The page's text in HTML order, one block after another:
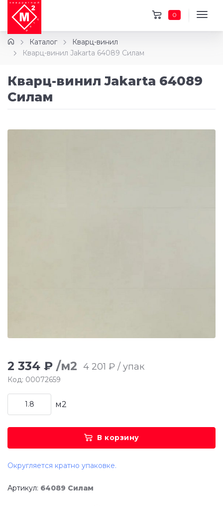
0
Каталог
Кварц-винил
Кварц-винил Jakarta 64089 Силам
Кварц-винил Jakarta 64089
Силам
2 334 ₽ /м2 4 201 ₽ / упак
Код: 00072659
м2
В корзину
Округляется кратно упаковке.
Артикул: 64089 Силам